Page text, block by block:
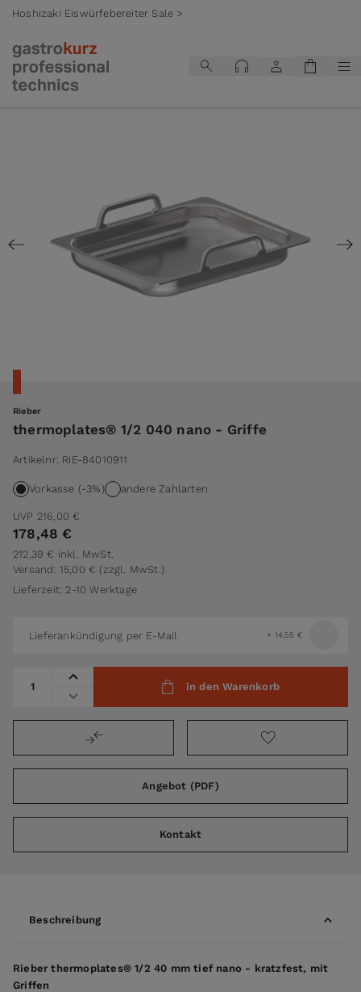
Hoshizaki Eiswürfebereiter Sale >
Rieber
thermoplates® 1/2 040 nano - Griffe
Artikelnr: RIE-84010911
Vorkasse (-3%) andere Zahlarten
UVP 216,00 €
178,48 €
212,39 € inkl. MwSt.
Versand: 15,00 € (zzgl. MwSt.)
Lieferzeit: 2-10 Werktage
Lieferankündigung per E-Mail + 14,55 €
in den Warenkorb
Angebot (PDF)
Kontakt
Beschreibung
Rieber thermoplates® 1/2 40 mm tief nano - kratzfest, mit
Griffen